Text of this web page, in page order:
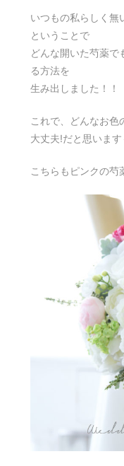
いつもの私らしく無
ということで
どんな開いた芍薬で
る方法を
生み出しました！！
これで、どんなお色
大丈夫!だと思います
こちらもピンクの